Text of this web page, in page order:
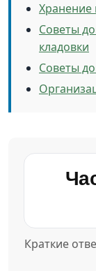
Советы
кладовки
Советы
Краткие